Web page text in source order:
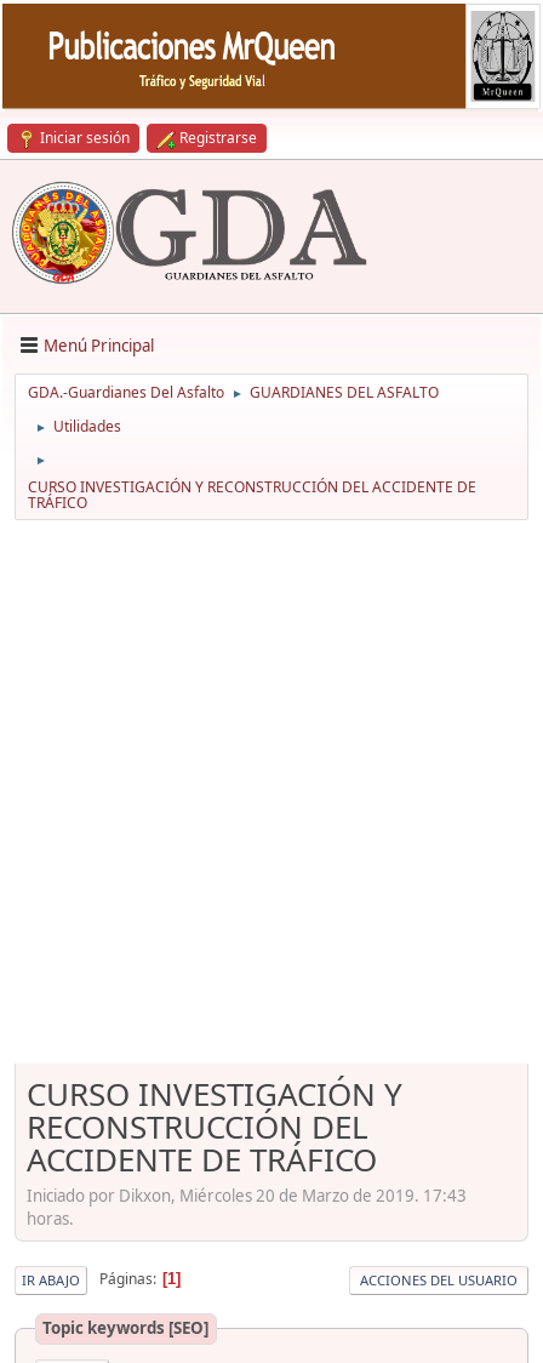
Iniciar sesión Registrarse
Menú Principal
GDA.-Guardianes Del Asfalto ► GUARDIANES DEL ASFALTO
► Utilidades
►
CURSO INVESTIGACIÓN Y RECONSTRUCCIÓN DEL ACCIDENTE DE
TRÁFICO
CURSO INVESTIGACIÓN Y
RECONSTRUCCIÓN DEL
ACCIDENTE DE TRÁFICO
Iniciado por Dikxon, Miércoles 20 de Marzo de 2019. 17:43
horas.
IR ABAJO Páginas 1 ACCIONES DEL USUARIO
Topic keywords [SEO]